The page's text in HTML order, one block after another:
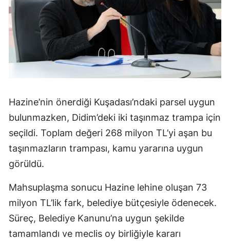
Hazine’nin önerdiği Kuşadası’ndaki parsel uygun
bulunmazken, Didim’deki iki taşınmaz trampa için
seçildi. Toplam değeri 268 milyon TL’yi aşan bu
taşınmazların trampası, kamu yararına uygun
görüldü.
Mahsuplaşma sonucu Hazine lehine oluşan 73
milyon TL’lik fark, belediye bütçesiyle ödenecek.
Süreç, Belediye Kanunu’na uygun şekilde
tamamlandı ve meclis oy birliğiyle kararı